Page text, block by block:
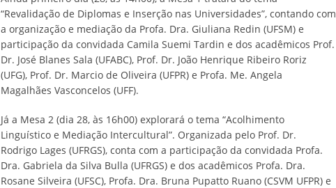
“Revalidação de Diplomas e Inserção nas Universidades”, contando com
a organização e mediação da Profa. Dra. Giuliana Redin (UFSM) e
participação da convidada Camila Suemi Tardin e dos acadêmicos Prof.
Dr. José Blanes Sala (UFABC), Prof. Dr. João Henrique Ribeiro Roriz
(UFG), Prof. Dr. Marcio de Oliveira (UFPR) e Profa. Me. Angela
Magalhães Vasconcelos (UFF).
Já a Mesa 2 (dia 28, às 16h00) explorará o tema “Acolhimento
Linguístico e Mediação Intercultural”. Organizada pelo Prof. Dr.
Rodrigo Lages (UFRGS), conta com a participação da convidada Profa.
Dra. Gabriela da Silva Bulla (UFRGS) e dos acadêmicos Profa. Dra.
Rosane Silveira (UFSC), Profa. Dra. Bruna Pupatto Ruano (CSVM UFPR) e